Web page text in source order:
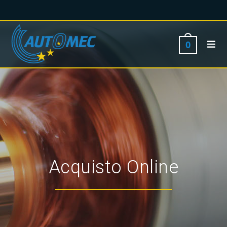
0
Acquisto Online